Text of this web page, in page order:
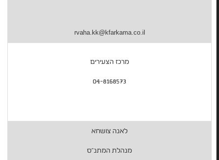
rvaha.kk@kfarkama.co.il
מרכז הצעירים
04-8168573
לאנה צושחא
מנהלת המתנ"ס